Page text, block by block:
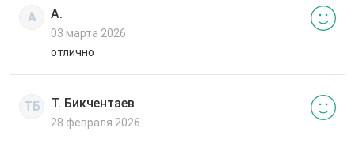
А А.
03 марта 2026
отлично
ТБ Т. Бикчентаев
28 февраля 2026